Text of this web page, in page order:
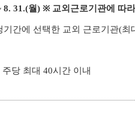
8. 31.(월) ※ 교외근로기관에 따
간에 선택한 교외 근로기관(최
당 최대 40시간 이내